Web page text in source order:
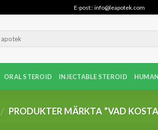
E-post:: info@leapotek.com
ORAL STEROID INJECTABLE STEROID
/ PRODUKTER MÄRKTA ”VAD